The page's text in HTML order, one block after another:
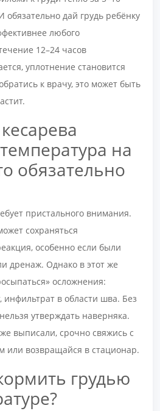
дай грудь ребёнку
любого
12–24 часов
уплотнение становится
к врачу, это может быть
на
обязательно
пристального внимания.
сохраняться
особенно если были
дренаж. Однако в этот же
осложнения:
инфильтрат в области шва. Без
утверждать наверняка.
выписали, срочно свяжись с
или возвращайся в стационар.
грудью